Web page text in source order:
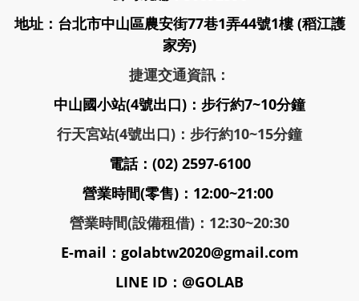
地址：台北市中山區農安街77巷1弄44號1樓 (稻江護
家旁)
捷運交通資訊：
中山國小站(4號出口)：步行約7~10分鐘
行天宮站(4號出口)：步行約10~15分鐘
電話：(02) 2597-6100
營業時間(零售)：12:00~21:00
營業時間(設備租借)：12:30~20:30
E-mail：golabtw2020@gmail.com
LINE ID：@GOLAB